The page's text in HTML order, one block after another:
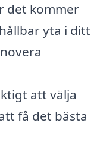
det kommer
yta i ditt
att välja
få det bästa